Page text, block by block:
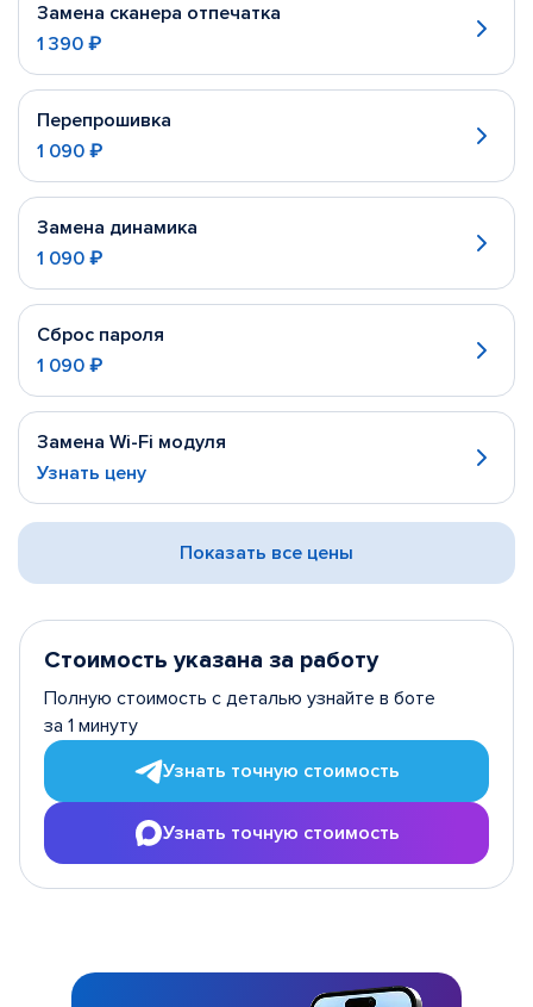
Замена сканера отпечатка
1 390 ₽
Перепрошивка
1 090 ₽
Замена динамика
1 090 ₽
Сброс пароля
1 090 ₽
Замена Wi-Fi модуля
Узнать цену
Показать все цены
Стоимость указана за работу
Полную стоимость с деталью узнайте в боте
за 1 минуту
Узнать точную стоимость
Узнать точную стоимость